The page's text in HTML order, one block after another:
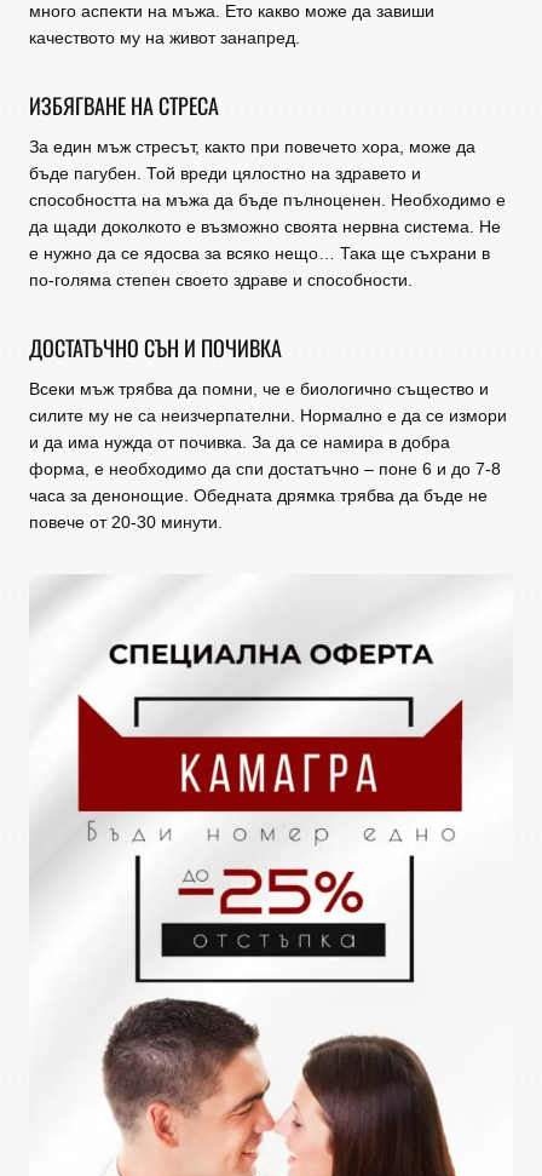
много аспекти на мъжа. Ето какво може да завиши
качеството му на живот занапред.
ИЗБЯГВАНЕ НАСТРЕСА
За един мъж стресът, както при повечето хора, може да
бъде пагубен. Той вреди цялостно на здравето и
способността на мъжа да бъде пълноценен. Необходимо е
да щади доколкото е възможно своята нервна система. Не
е нужно да се ядосва за всяко нещо… Така ще съхрани в
по-голяма степен своето здраве и способности.
ДОСТАТЪЧНО СЪН И ПОЧИВКА
Всеки мъж трябва да помни, че е биологично същество и
силите му не са неизчерпателни. Нормално е да се измори
и да има нужда от почивка. За да се намира в добра
форма, е необходимо да спи достатъчно – поне 6 и до 7-8
часа за денонощие. Обедната дрямка трябва да бъде не
повече от 20-30 минути.